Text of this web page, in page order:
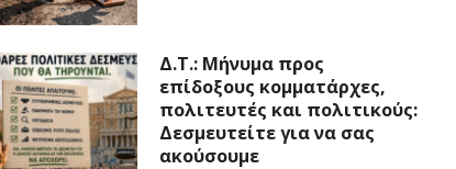
Δ.Τ.: Μήνυμα προς
επίδοξους κομματάρχες,
πολιτευτές και πολιτικούς:
Δεσμευτείτε για να σας
ακούσουμε